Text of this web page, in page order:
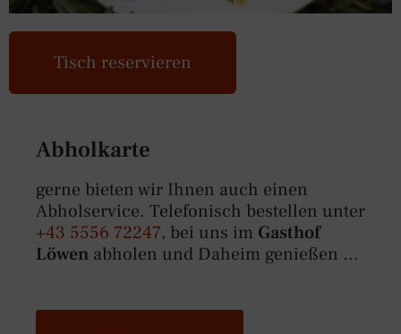
Tisch reservieren
Abholkarte
gerne bieten wir Ihnen auch einen
Abholservice. Telefonisch bestellen unter
+43 5556 72247, bei uns im Gasthof
Löwen abholen und Daheim genießen …